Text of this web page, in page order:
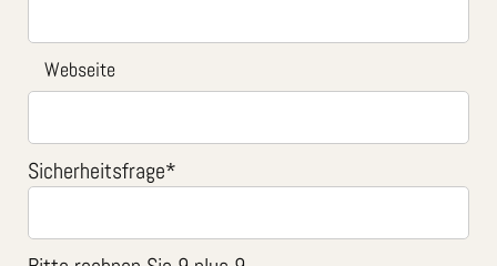
Webseite
Sicherheitsfrage*